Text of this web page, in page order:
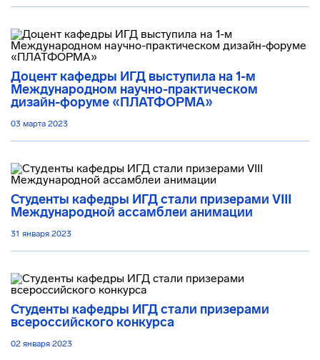
Доцент кафедры ИГД выступила на 1-м
Международном научно-практическом
дизайн-форуме «ПЛАТФОРМА»
03 марта 2023
Студенты кафедры ИГД стали призерами VIII
Международной ассамблеи анимации
31 января 2023
Студенты кафедры ИГД стали призерами
всероссийского конкурса
02 января 2023